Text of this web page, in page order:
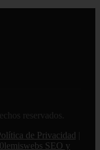
reservados.
de Privacidad
SEO y